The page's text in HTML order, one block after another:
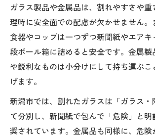
ガラス製品や金属品は、割れやすさや
理時に安全面での配慮が欠かせません
食器やコップは一つずつ新聞紙やエアキ
段ボール箱に詰めると安全です。金属製
や鋭利なものは小分けにして持ち運ぶ
げます。
新潟市では、割れたガラスは「ガラス・
て分別し、新聞紙で包んで「危険」と
奨されています。金属品も同様に、危険